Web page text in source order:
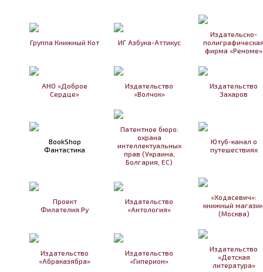
Группа Книжный Кот ИГ Азбука-Аттикус
Издательско-
фирма «Реноме»
АНО «Доброе
Сердце»
Издательство
«Волчок»
Издательство
Захаров
BookShop
Фантастика
Патентное бюро:
охрана
интеллектуальных
прав (Украина,
Болгария, ЕС)
Ютуб-канал о
путешествиях
Проект
Филателия.Ру
Издательство
«Антология»
«Ходасевич»:
книжный
(Москва)
Издательство
«Абраказябра»
Издательство
«Гиперион»
Издательство
«Детская
литература»